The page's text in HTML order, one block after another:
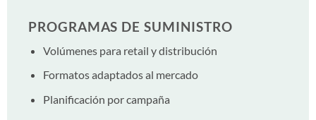
PROGRAMAS DE SUMINISTRO
Volúmenes para retail y distribución
Formatos adaptados al mercado
Planificación por campaña